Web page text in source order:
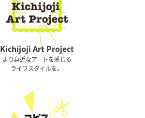
Kichijoji Art Project
より身近なアートを感じる
ライフスタイルを。